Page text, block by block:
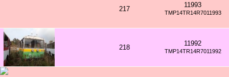
217
11993
TMP14TR14R7011993
218
11992
TMP14TR14R7011992